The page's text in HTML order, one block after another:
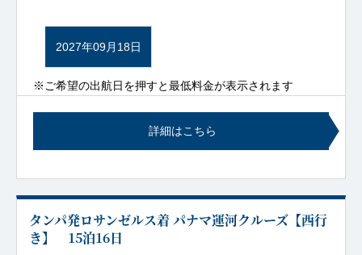
2027年09月18日
※ご希望の出航日を押すと最低料金が表示されます
詳細はこちら
タンパ発ロサンゼルス着 パナマ運河クルーズ【西行
き】 15泊16日